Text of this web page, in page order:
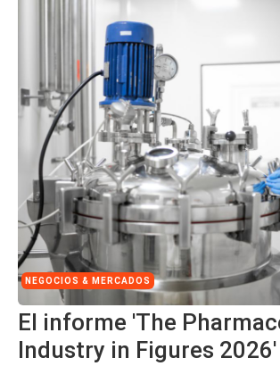
NEGOCIOS & MERCADOS
El informe 'The
Industry in Figures